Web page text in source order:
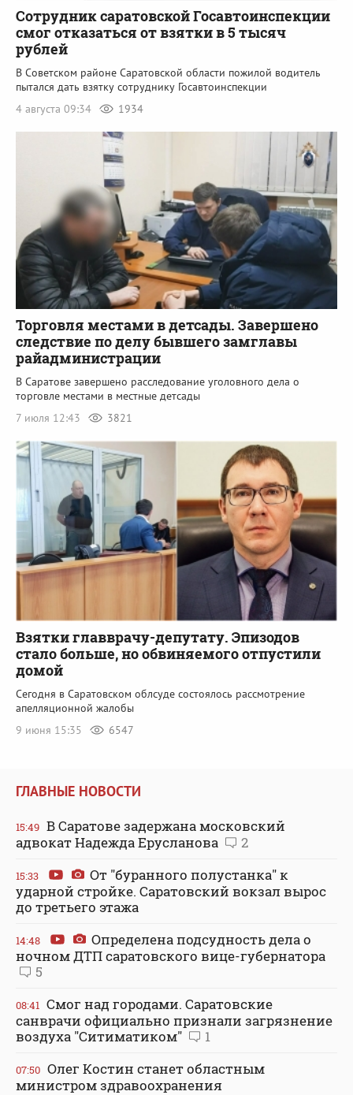
Сотрудник саратовской Госавтоинспекции
смог отказаться от взятки в 5 тысяч
рублей
В Советском районе Саратовской области пожилой водитель
пытался дать взятку сотруднику Госавтоинспекции
4 августа 09:34
1934
Торговля местами в детсады. Завершено
следствие по делу бывшего замглавы
райадминистрации
В Саратове завершено расследование уголовного дела о
торговле местами в местные детсады
7 июля 12:43
3821
Взятки главврачу-депутату. Эпизодов
стало больше, но обвиняемого отпустили
домой
Сегодня в Саратовском облсуде состоялось рассмотрение
апелляционной жалобы
9 июня 15:35
6547
ГЛАВНЫЕ НОВОСТИ
15:49 В Саратове задержана московский
адвокат Надежда Ерусланова
2
15:33
От "буранного полустанка" к
ударной стройке. Саратовский вокзал вырос
до третьего этажа
14:48
Определена подсудность дела о
ночном ДТП саратовского вице-губернатора
5
08:41 Смог над городами. Саратовские
санврачи официально признали загрязнение
воздуха "Ситиматиком"
1
07:50 Олег Костин станет областным
министром здравоохранения